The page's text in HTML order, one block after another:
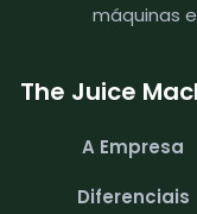
máquinas
The Juice
A Empresa
Diferenciais